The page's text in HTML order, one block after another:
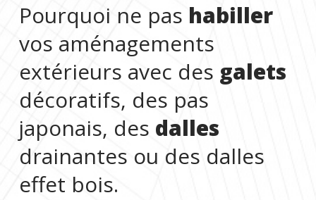
Pourquoi ne pas habiller
vos aménagements
extérieurs avec des galets
décoratifs, des pas
japonais, des dalles
drainantes ou des dalles
effet bois.